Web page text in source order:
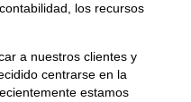
los recursos
a nuestros clientes y
centrarse en la
estamos